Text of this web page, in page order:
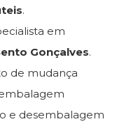
.
em
Gonçalves.
de mudança
e desembalagem